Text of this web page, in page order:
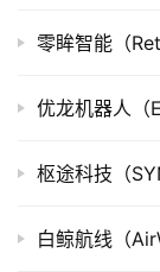
学零眸智能（
优龙机器人（
枢途科技（
白鲸航线（